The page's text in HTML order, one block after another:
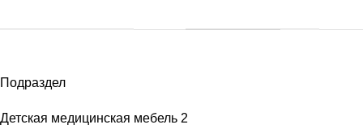
Подраздел
Детская медицинская мебель 2